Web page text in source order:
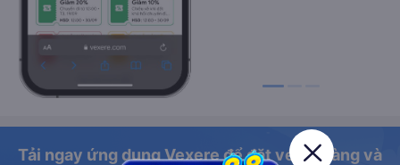
Tải ngay ứng dụng Vexere để đặt vé dễ dàng và